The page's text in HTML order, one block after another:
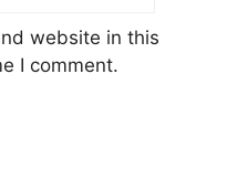
website in this
I comment.